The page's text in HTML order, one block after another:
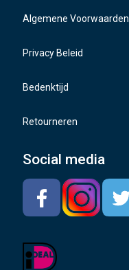
Algemene Voorwaarden
Privacy Beleid
Bedenktijd
Retourneren
Social media